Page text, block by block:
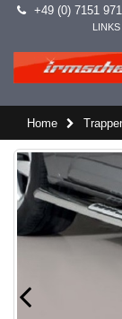
+49 (0) 7151
LINKS
Home